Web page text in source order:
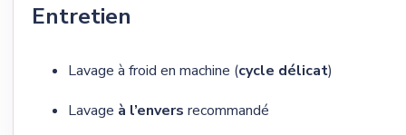
Entretien
Lavage à froid en machine (cycle délicat)
Lavage à l’envers recommandé